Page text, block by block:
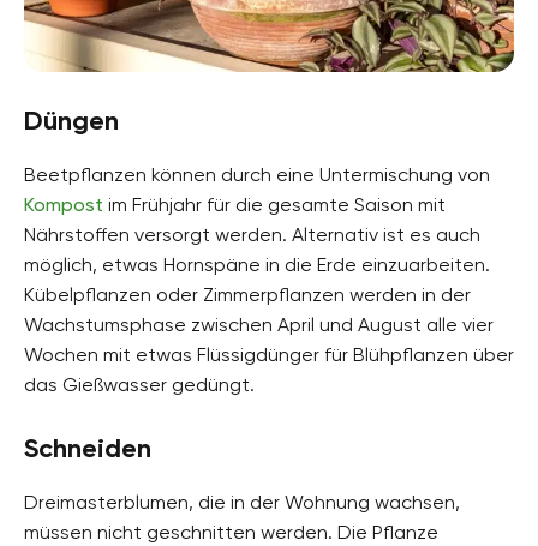
Düngen
Beetpflanzen können durch eine Untermischung von
Kompost im Frühjahr für die gesamte Saison mit
Nährstoffen versorgt werden. Alternativ ist es auch
möglich, etwas Hornspäne in die Erde einzuarbeiten.
Kübelpflanzen oder Zimmerpflanzen werden in der
Wachstumsphase zwischen April und August alle vier
Wochen mit etwas Flüssigdünger für Blühpflanzen über
das Gießwasser gedüngt.
Schneiden
Dreimasterblumen, die in der Wohnung wachsen,
müssen nicht geschnitten werden. Die Pflanze